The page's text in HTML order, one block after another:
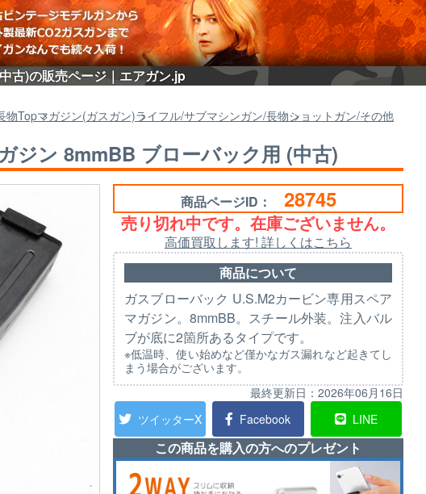
古)の販売ページ｜エアガン.jp
物Topマガジン(ガスガン)ライフル/サブマシンガン/長物ショットガン/その他
ジン 8mmBB ブローバック用 (中古)
商品ページID： 28745
売り切れ中です。在庫ございません。
高価買取します! 詳しくはこちら
商品について
ガスブローバック U.S.M2カービン専用スペア
マガジン。8mmBB。スチール外装。注入バル
ブが底に2箇所あるタイプです。
※低温時、使い始めなど僅かなガス漏れなど起きてし
まう場合がございます。
最終更新日： 2026年06月16日
ツイッターX
Facebook LINE
この商品を購入の方へのプレゼント